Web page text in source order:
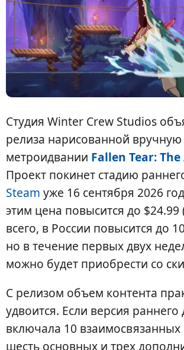
Студия Winter Crew Studios
релиза нарисованной вручную
метроидвании Fallen Tear:
Проект покинет стадию
Steam уже 16 сентября 2026
этим цена повысится до $24.99
всего, в России повысится до
но в течение первых двух
можно будет приобрести со
С релизом объем контента
удвоится. Если версия раннего
включала 10 взаимосвязанных
шесть основных и трех